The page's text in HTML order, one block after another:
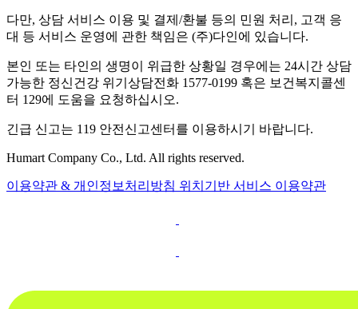
다만, 상담 서비스 이용 및 결제/환불 등의 민원 처리, 고객 응
대 등 서비스 운영에 관한 책임은 (주)다인에 있습니다.
본인 또는 타인의 생명이 위급한 상황일 경우에는 24시간 상담
가능한 정신건강 위기상담전화 1577-0199 혹은 보건복지콜센
터 129에 도움을 요청하십시오.
긴급 신고는 119 안전신고센터를 이용하시기 바랍니다.
Humart Company Co., Ltd. All rights reserved.
이용약관 & 개인정보처리방침 위치기반 서비스 이용약관